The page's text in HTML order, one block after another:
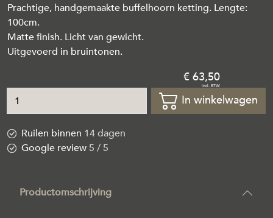
Prachtige, handgemaakte buffelhoorn ketting. Lengte:
100cm.
Matte finish. Licht van gewicht.
Uitgevoerd in bruintonen.
63,50
In winkelwagen
Ruilen binnen 14 dagen
Google review5 / 5
Productomschrijving